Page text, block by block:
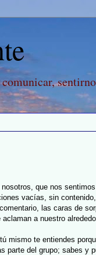
que nos
vacías, sin
las caras de
a nuestro
mismo te entiendes
parte del grupo; sabes y